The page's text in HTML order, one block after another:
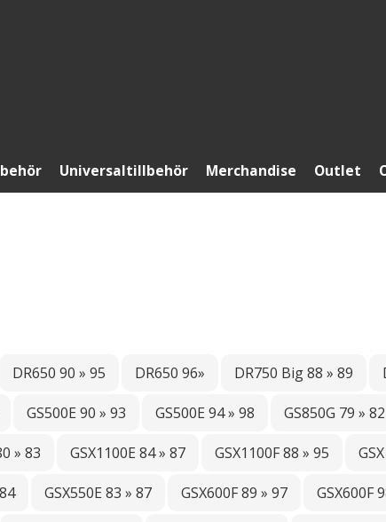
Universaltillbehör Merchandise Outlet
DR650 90 » 95 DR650 96» DR750 Big 88 » 89
GS500E 90 » 93 GS500E 94 » 98 GS850G 79 » 82
» 83 GSX1100E 84 » 87 GSX1100F 88 » 95
GSX550E 83 » 87 GSX600F 89 » 97 GSX600F